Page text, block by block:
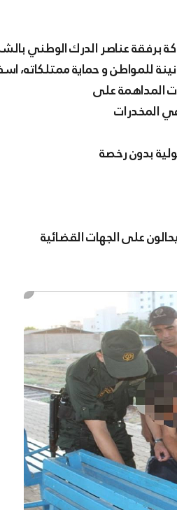
للمواطن و حماية ممتلكاته،
المخدرات
بدون رخصة
على الجهات القضائية